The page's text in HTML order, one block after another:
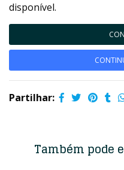
disponível.
Partilhar:
Também pode